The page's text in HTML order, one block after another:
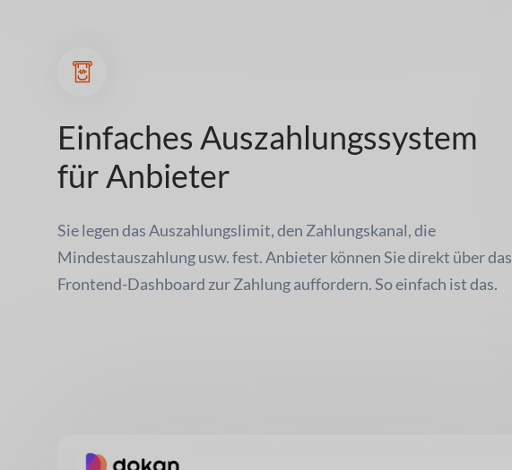
Einfaches Auszahlungssystem
für Anbieter
Sie legen das Auszahlungslimit, den Zahlungskanal, die
Mindestauszahlung usw. fest. Anbieter können Sie direkt über das
Frontend-Dashboard zur Zahlung auffordern. So einfach ist das.